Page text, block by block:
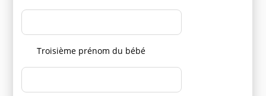
Troisième prénom du bébé